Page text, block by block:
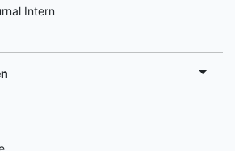
Intern